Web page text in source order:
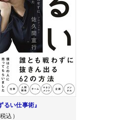
るい仕事術』
込）